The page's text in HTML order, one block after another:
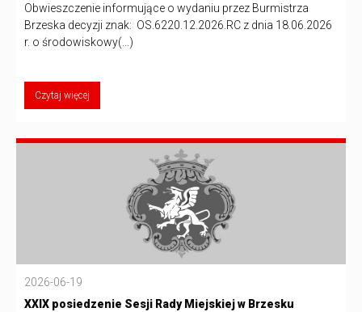
Obwieszczenie informujące o wydaniu przez Burmistrza
Brzeska decyzji znak: OS.6220.12.2026.RC z dnia 18.06.2026
r. o środowiskowy(...)
Czytaj więcej
2026-06-19
XXIX posiedzenie Sesji Rady Miejskiej w Brzesku